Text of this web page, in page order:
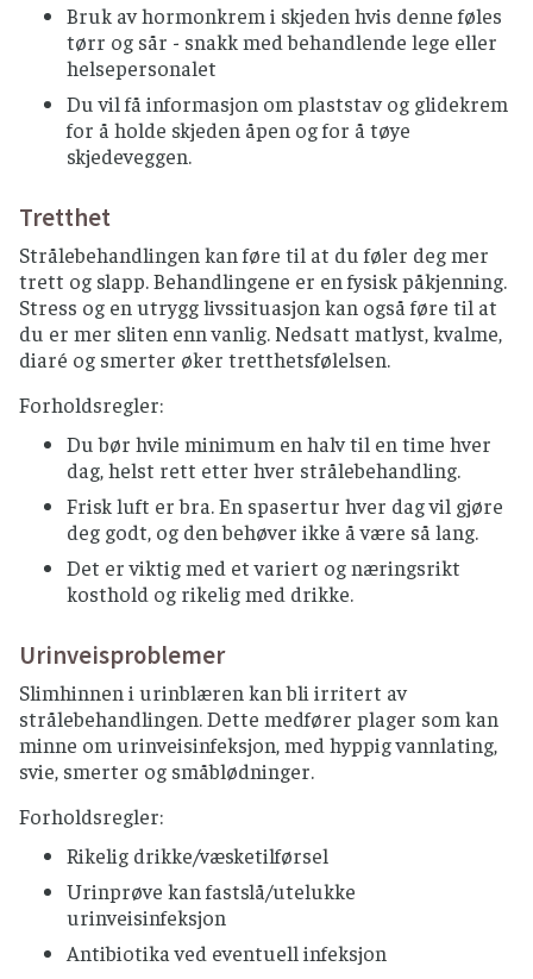
Bruk av hormonkrem i skjeden hvis denne føles
tørr og sår - snakk med behandlende lege eller
helsepersonalet
Du vil få informasjon om plaststav og glidekrem
for å holde skjeden åpen og for å tøye
skjedeveggen.
Tretthet
Strålebehandlingen kan føre til at du føler deg mer
trett og slapp. Behandlingene er en fysisk påkjenning.
Stress og en utrygg livssituasjon kan også føre til at
du er mer sliten enn vanlig. Nedsatt matlyst, kvalme,
diaré og smerter øker tretthetsfølelsen.
Forholdsregler:
Du bør hvile minimum en halv til en time hver
dag, helst rett etter hver strålebehandling.
Frisk luft er bra. En spasertur hver dag vil gjøre
deg godt, og den behøver ikke å være så lang.
Det er viktig med et variert og næringsrikt
kosthold og rikelig med drikke.
Urinveisproblemer
Slimhinnen i urinblæren kan bli irritert av
strålebehandlingen. Dette medfører plager som kan
minne om urinveisinfeksjon, med hyppig vannlating,
svie, smerter og småblødninger.
Forholdsregler:
Rikelig drikke/væsketilførsel
Urinprøve kan fastslå/utelukke
urinveisinfeksjon
Antibiotika ved eventuell infeksjon